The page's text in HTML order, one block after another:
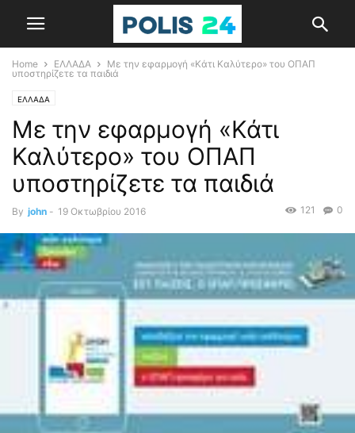
Home ΕΛΛΑΔΑ
Με την εφαρμογή «Κάτι Καλύτερο» του ΟΠΑΠ
υποστηρίζετε τα παιδιά
ΕΛΛΑΔΑ
Με την εφαρμογή «Κάτι
Καλύτερο» του ΟΠΑΠ
υποστηρίζετε τα παιδιά
By john - 19 Οκτωβρίου 2016 0
121